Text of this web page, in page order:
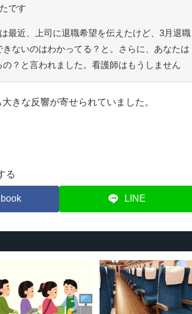
です
最近、上司に退職希望を伝えたけど、3月退職
ないのはわかってる？と。さらに、あなたは
？と言われました。看護師はもうしません
きな反響が寄せられていました。
る
LINE